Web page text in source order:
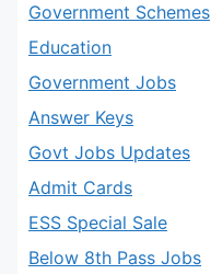
Government Schemes
Education
Government Jobs
Answer Keys
Govt Jobs Updates
Admit Cards
ESS Special Sale
Below 8th Pass Jobs